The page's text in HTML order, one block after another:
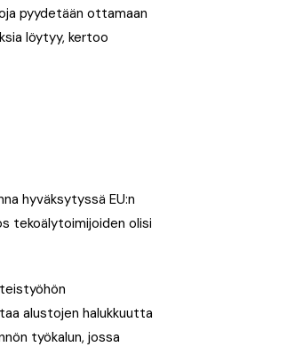
pyydetään ottamaan
löytyy, kertoo
hyväksytyssä EU:n
tekoälytoimijoiden olisi
alustojen halukkuutta
työkalun, jossa